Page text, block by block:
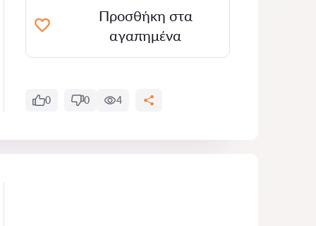
Προσθήκη στα
αγαπημένα
0 0 4